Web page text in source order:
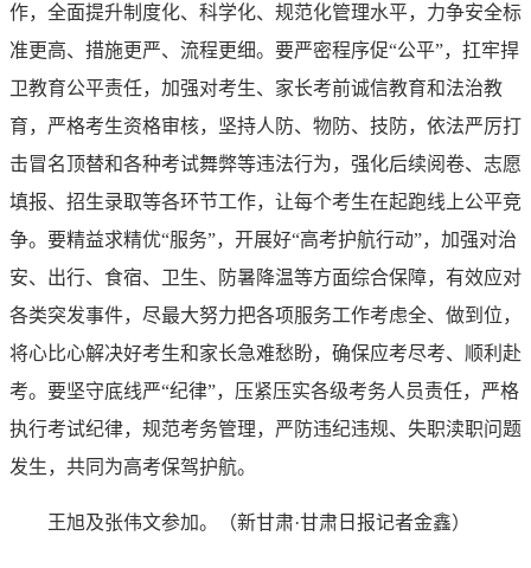
作，全面提升制度化、科学化、规范化管理水平，力争安全标
准更高、措施更严、流程更细。要严密程序促“公平”，扛牢捍
卫教育公平责任，加强对考生、家长考前诚信教育和法治教
育，严格考生资格审核，坚持人防、物防、技防，依法严厉打
击冒名顶替和各种考试舞弊等违法行为，强化后续阅卷、志愿
填报、招生录取等各环节工作，让每个考生在起跑线上公平竞
争。要精益求精优“服务”，开展好“高考护航行动”，加强对治
安、出行、食宿、卫生、防暑降温等方面综合保障，有效应对
各类突发事件，尽最大努力把各项服务工作考虑全、做到位，
将心比心解决好考生和家长急难愁盼，确保应考尽考、顺利赴
考。要坚守底线严“纪律”，压紧压实各级考务人员责任，严格
执行考试纪律，规范考务管理，严防违纪违规、失职渎职问题
发生，共同为高考保驾护航。
王旭及张伟文参加。（新甘肃·甘肃日报记者金鑫）